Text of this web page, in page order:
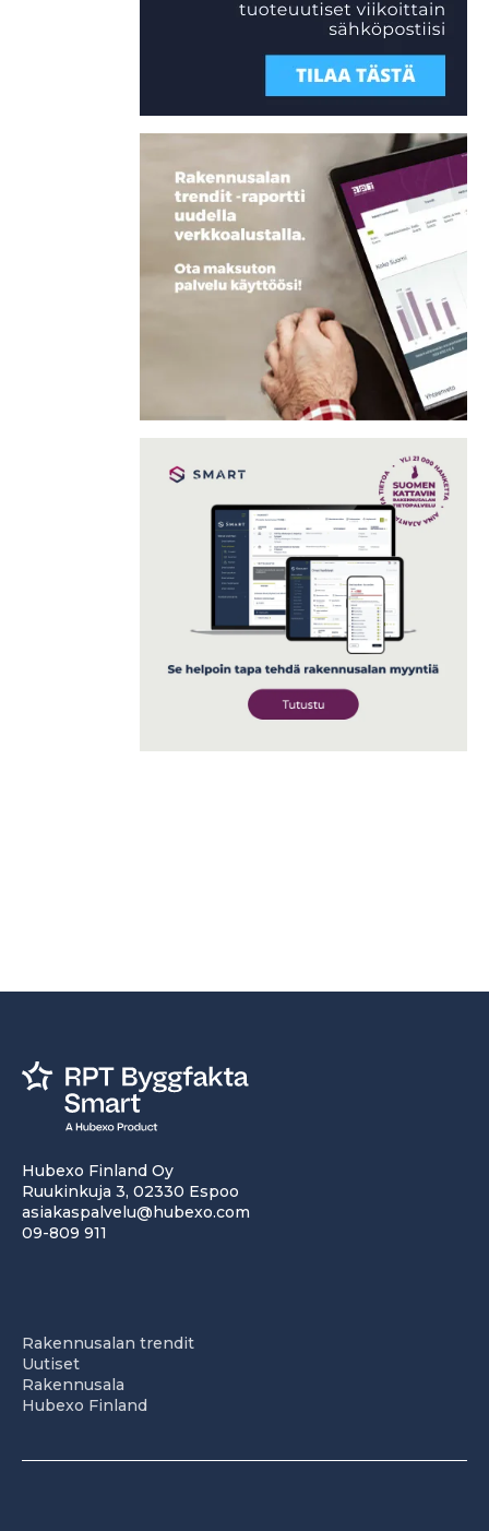
Hubexo Finland Oy
Ruukinkuja 3, 02330 Espoo
asiakaspalvelu@hubexo.com
09-809 911
Rakennusalan trendit
Uutiset
Rakennusala
Hubexo Finland